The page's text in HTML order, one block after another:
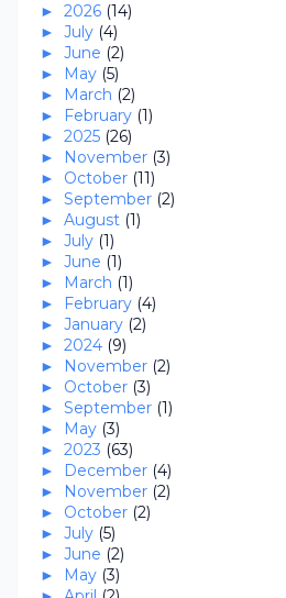
► 2026 (14)
► July (4)
► June (2)
►
May (5)
►
March (2)
►
February (1)
► 2025 (26)
►
November (3)
► October (11)
► September (2)
► August (1)
► July (1)
► June (1)
►
March (1)
►
February (4)
► January (2)
► 2024 (9)
►
November (2)
► October (3)
► September (1)
►
May (3)
► 2023 (63)
►
December (4)
►
November (2)
► October (2)
► July (5)
► June (2)
►
May (3)